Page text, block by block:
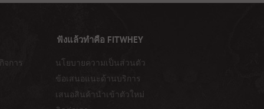
ฟังแล้วทำคือ FITWHEY
จการ
นโยบายความเป็นส่วนตัว
ข้อเสนอแนะด้านบริการ
เสนอสินค้านำเข้าตัวใหม่